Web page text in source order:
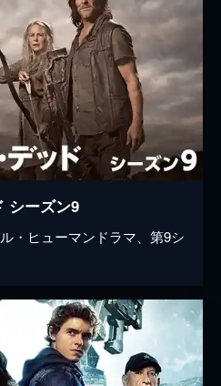
シーズン9
・ヒューマンドラマ、第9シ